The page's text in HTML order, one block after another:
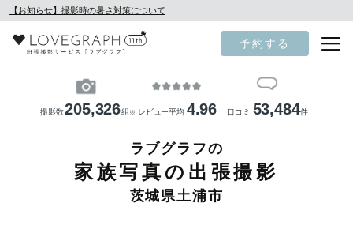
【お知らせ】撮影時の暑さ対策について
予約する
撮影数205,326組 ※ レビュー平均 4.96 口コミ 53,484件
ラブグラフの
家族写真の出張撮影
茨城県土浦市